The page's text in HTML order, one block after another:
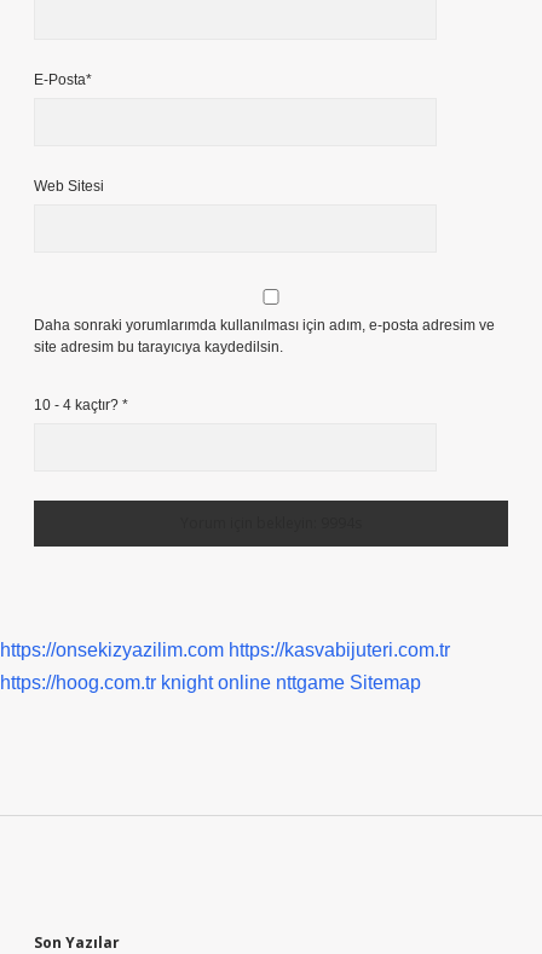
E-Posta*
Web Sitesi
Daha sonraki yorumlarımda kullanılması için adım, e-posta adresim ve
site adresim bu tarayıcıya kaydedilsin.
10 - 4 kaçtır? *
https://onsekizyazilim.com https://kasvabijuteri.com.tr
https://hoog.com.tr knight online nttgame Sitemap
Son Yazılar